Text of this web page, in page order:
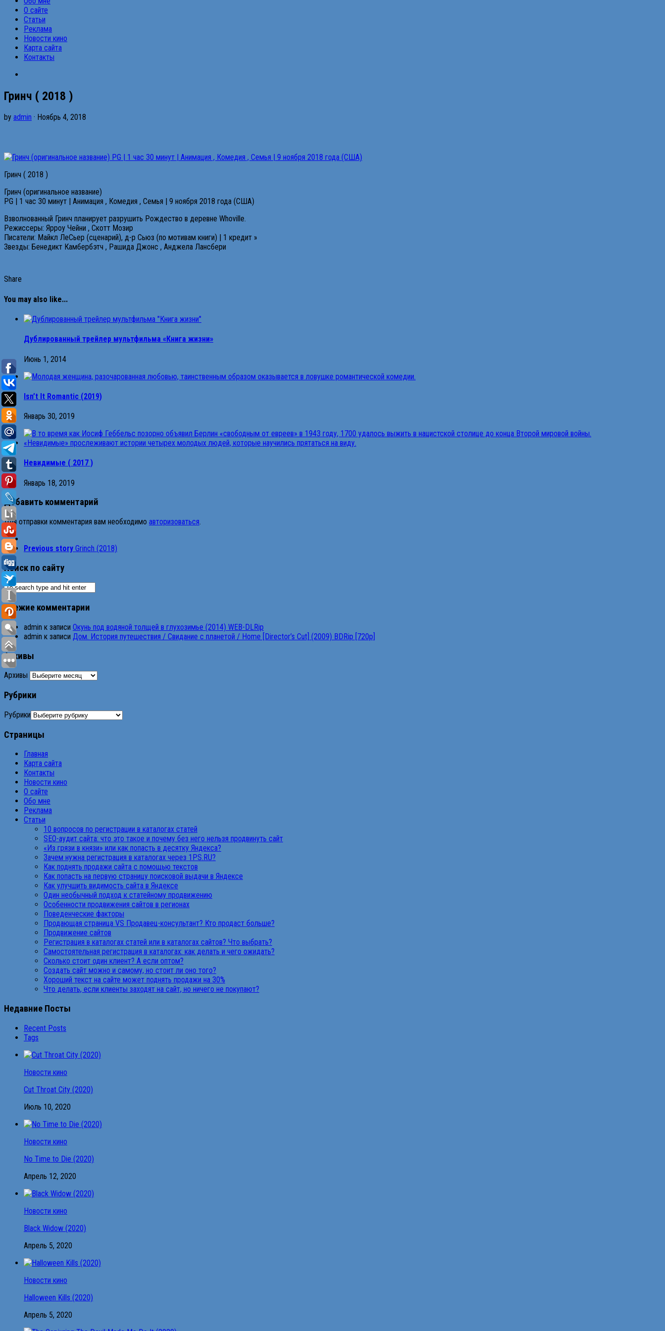
О сайте
Статьи
Реклама
Новости кино
Карта сайта
Контакты
Гринч ( 2018 )
by admin · Ноябрь 4, 2018
Гринч ( 2018 )
Гринч (оригинальное название)
PG | 1 час 30 минут | Анимация , Комедия , Семья | 9 ноября 2018 года (США)
Взволнованный Гринч планирует разрушить Рождество в деревне Whoville.
Режиссеры: Ярроу Чейни , Скотт Мозир
Писатели: Майкл ЛеСьер (сценарий), д-р Сьюз (по мотивам книги) | 1 кредит »
Звезды: Бенедикт Камбербэтч , Рашида Джонс , Анджела Лансбери
Share
You may also like...
Дублированный трейлер мультфильма «Книга жизни»
Июнь 1, 2014
Isn’t It Romantic (2019)
Январь 30, 2019
Невидимые ( 2017 )
Январь 18, 2019
Добавить комментарий
Для отправки комментария вам необходимо авторизоваться.
Previous story Grinch (2018)
Поиск по сайту
Свежие комментарии
admin к записи Окунь под водяной толщей в глухозимье (2014) WEB-DLRip
admin к записи Дом. История путешествия / Свидание с планетой / Home [Director’s Cut] (2009) BDRip [720p]
Архивы
Архивы
Рубрики
Рубрики
Страницы
Главная
Карта сайта
Контакты
Новости кино
О сайте
Обо мне
Реклама
Статьи
10 вопросов по регистрации в каталогах статей
SEO-аудит сайта: что это такое и почему без него нельзя продвинуть сайт
«Из грязи в князи» или как попасть в десятку Яндекса?
Зачем нужна регистрация в каталогах через 1PS.RU?
Как поднять продажи сайта с помощью текстов
Как попасть на первую страницу поисковой выдачи в Яндексе
Как улучшить видимость сайта в Яндексе
Один необычный подход к статейному продвижению
Особенности продвижения сайтов в регионах
Поведенческие факторы
Продающая страница VS Продавец-консультант? Кто продаст больше?
Продвижение сайтов
Регистрация в каталогах статей или в каталогах сайтов? Что выбрать?
Самостоятельная регистрация в каталогах: как делать и чего ожидать?
Сколько стоит один клиент? А если оптом?
Создать сайт можно и самому, но стоит ли оно того?
Хороший текст на сайте может поднять продажи на 30%
Что делать, если клиенты заходят на сайт, но ничего не покупают?
Недавние Посты
Recent Posts
Tags
Новости кино
Cut Throat City (2020)
Июль 10, 2020
Новости кино
No Time to Die (2020)
Апрель 12, 2020
Новости кино
Black Widow (2020)
Апрель 5, 2020
Новости кино
Halloween Kills (2020)
Апрель 5, 2020